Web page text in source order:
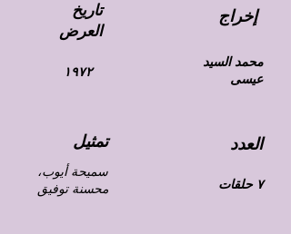
تمثيل العدد
تاريخ
العرض
إخراج
سميحة أيوب،
محسنة توفيق
٧ حلقات
١٩٧٢
محمد السيد
عيسى